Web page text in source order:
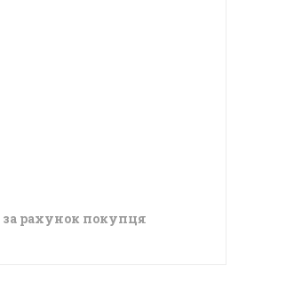
за рахунок покупця